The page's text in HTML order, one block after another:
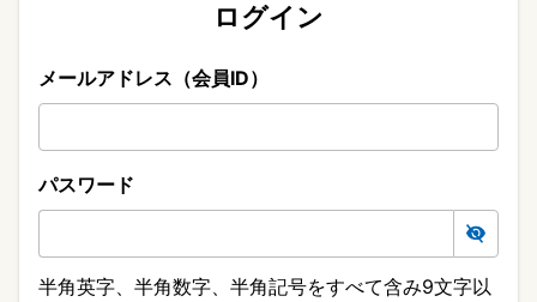
ログイン
メールアドレス（会員ID）
パスワード
半角英字、半角数字、半角記号をすべて含み9文字以